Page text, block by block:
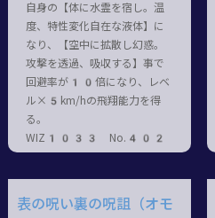
自身の【体に水霊を宿し。温
度、特性変化自在な液体】に
なり、【空中に拡散し幻惑。
攻撃を透過、吸収する】事で
回避率が10倍になり、レベ
ル×5km/hの飛翔能力を得
る。
WIZ1033 No.402
表の呪い裏の呪詛（オモ